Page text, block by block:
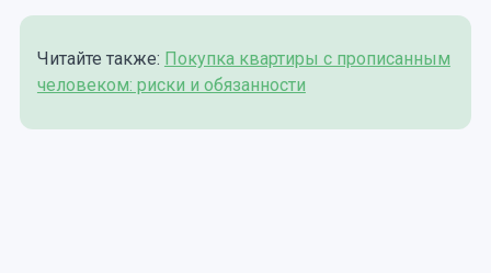
Читайте также: Покупка квартиры с прописанным
человеком: риски и обязанности